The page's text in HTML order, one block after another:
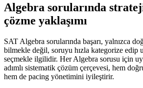
Algebra sorularında
çözme yaklaşımı
SAT Algebra sorularında başarı, yalnızca
bilmekle değil, soruyu hızla kategorize edip
seçmekle ilgilidir. Her Algebra sorusu için
adımlı sistematik çözüm çerçevesi, hem
hem de pacing yönetimini iyileştirir.